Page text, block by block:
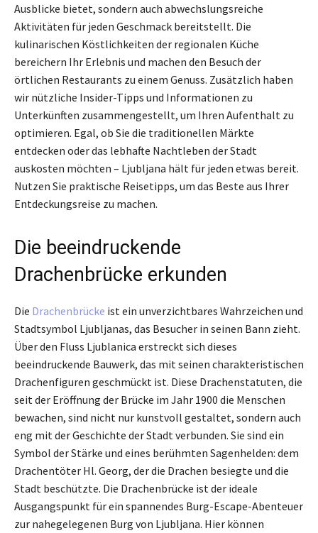
Ausblicke bietet, sondern auch abwechslungsreiche
Aktivitäten für jeden Geschmack bereitstellt. Die
kulinarischen Köstlichkeiten der regionalen Küche
bereichern Ihr Erlebnis und machen den Besuch der
örtlichen Restaurants zu einem Genuss. Zusätzlich haben
wir nützliche Insider-Tipps und Informationen zu
Unterkünften zusammengestellt, um Ihren Aufenthalt zu
optimieren. Egal, ob Sie die traditionellen Märkte
entdecken oder das lebhafte Nachtleben der Stadt
auskosten möchten – Ljubljana hält für jeden etwas bereit.
Nutzen Sie praktische Reisetipps, um das Beste aus Ihrer
Entdeckungsreise zu machen.
Die beeindruckende
Drachenbrücke erkunden
Die Drachenbrücke ist ein unverzichtbares Wahrzeichen und
Stadtsymbol Ljubljanas, das Besucher in seinen Bann zieht.
Über den Fluss Ljublanica erstreckt sich dieses
beeindruckende Bauwerk, das mit seinen charakteristischen
Drachenfiguren geschmückt ist. Diese Drachenstatuten, die
seit der Eröffnung der Brücke im Jahr 1900 die Menschen
bewachen, sind nicht nur kunstvoll gestaltet, sondern auch
eng mit der Geschichte der Stadt verbunden. Sie sind ein
Symbol der Stärke und eines berühmten Sagenhelden: dem
Drachentöter Hl. Georg, der die Drachen besiegte und die
Stadt beschützte. Die Drachenbrücke ist der ideale
Ausgangspunkt für ein spannendes Burg-Escape-Abenteuer
zur nahegelegenen Burg von Ljubljana. Hier können